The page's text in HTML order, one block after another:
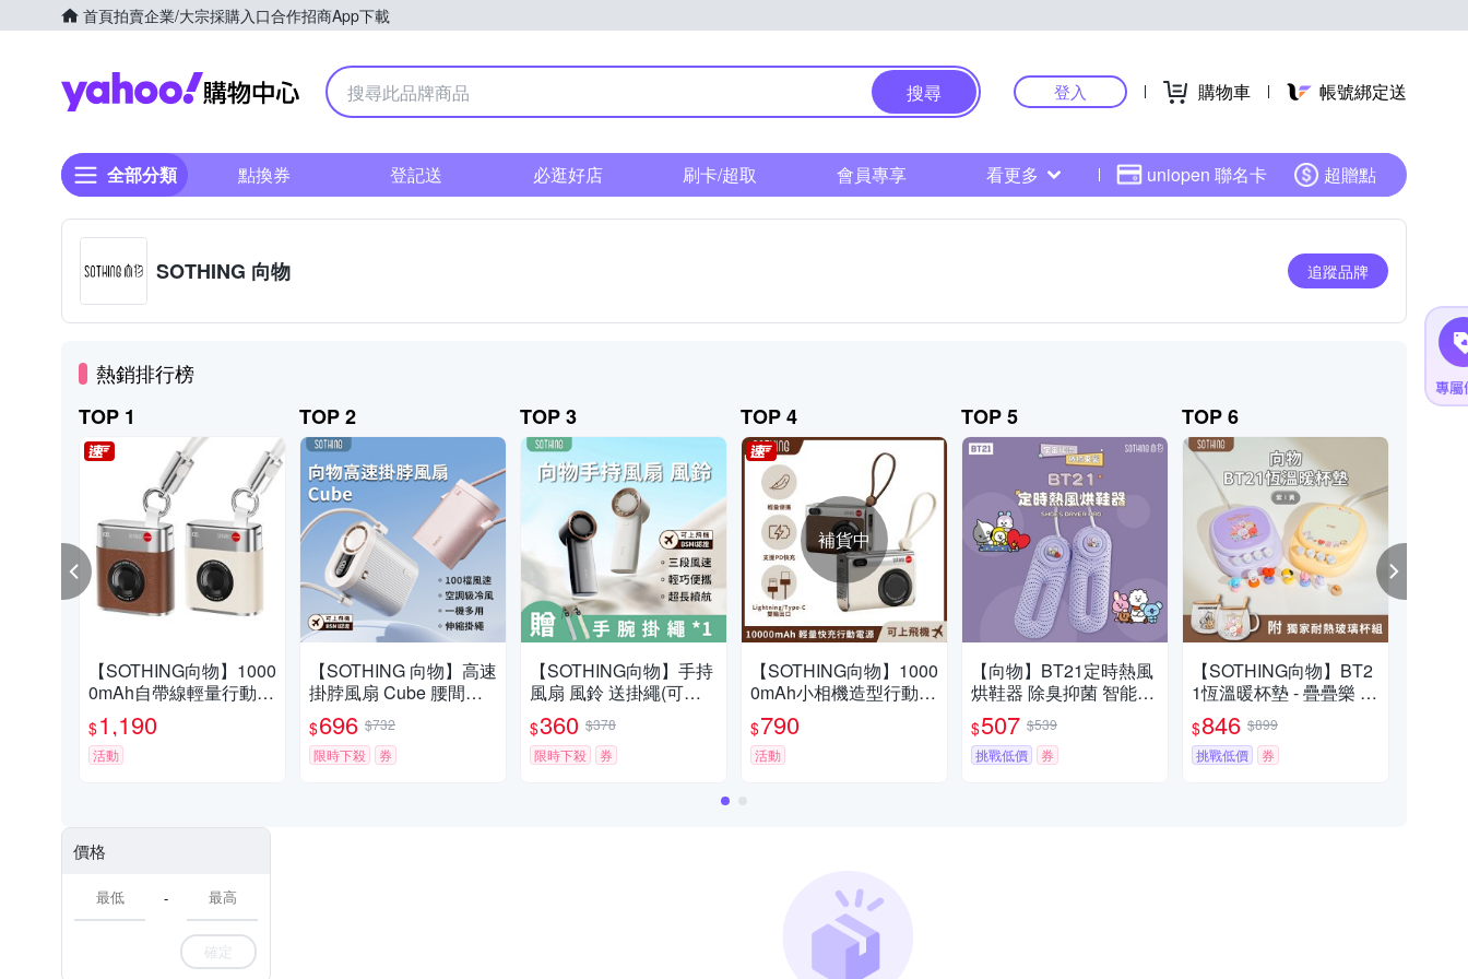
首頁拍賣企業/大宗採購入口合作招商App下載
Yahoo購物中心
搜尋 登入 購物車 帳號綁定送
全部分類 點換券 登記送 必逛好店 刷卡/超取 會員專享 看更多 uniopen 聯名卡 超贈點
SOTHING 向物 追蹤品牌
熱銷排行榜
TOP 1
【SOTHING向物】1000
0mAh自帶線輕量行動電
源 小相機 mini(可上飛機
PD快充 雙口輸出)
$1,190
活動
TOP 2
【SOTHING 向物】高速
掛脖風扇 Cube 腰間風
扇 掛腰風扇 掛脖風扇 U
SB風扇 支架風扇
$696 $732
限時下殺
券
TOP 3
【SOTHING向物】手持
風扇 風鈴 送掛繩(可上
飛機 手持風扇 小風扇 迷
你電風扇 )
$360 $378
限時下殺
券
TOP 4
補貨中
【SOTHING向物】1000
0mAh小相機造型行動電
源 可上飛機/PD快充/自
帶線/三口輸出
$790
活動
TOP 5
【向物】BT21定時熱風
烘鞋器 除臭抑菌 智能定
時 暖襪器 速乾 官方授權
宇宙明星BT21
$507 $539
挑戰低價
券
TOP 6
【SOTHING向物】BT2
1恆溫暖杯墊 - 疊疊樂 /
暖呼呼 (送BT21玻璃馬
克杯套組)
$846 $899
挑戰低價
券
價格
-
確定